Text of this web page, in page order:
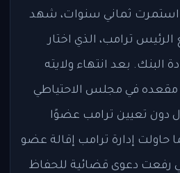
استمرت ثماني سنوات، شهد
ترامب، الذي اختار
البنك. بعد انتهاء ولايته
مقعده في مجلس الاحتياطي
مما حال دون تعيين ترامب عضوًا
إدارة ترامب إقالة عضو
رفعت دعوى قضائية للحفاظ